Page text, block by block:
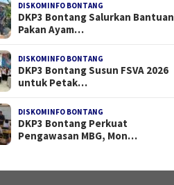
DISKOMINFO BONTANG
DKP3 Bontang Salurkan Bantuan
Pakan Ayam…
DISKOMINFO BONTANG
DKP3 Bontang Susun FSVA 2026
untuk Petak…
DISKOMINFO BONTANG
DKP3 Bontang Perkuat
Pengawasan MBG, Mon…